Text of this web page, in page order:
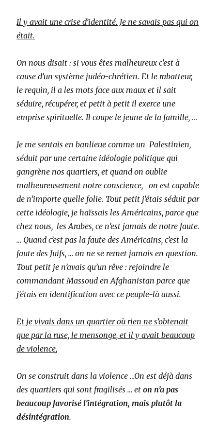
Il y avait une crise d’identité. Je ne savais pas qui on
était.
On nous disait : si vous êtes malheureux c’est à
cause d’un système judéo-chrétien. Et le rabatteur,
le requin, il a les mots face aux maux et il sait
séduire, récupérer, et petit à petit il exerce une
emprise spirituelle. Il coupe le jeune de la famille, …
Je me sentais en banlieue comme un Palestinien,
séduit par une certaine idéologie politique qui
gangrène nos quartiers, et quand on oublie
malheureusement notre conscience, on est capable
de n’importe quelle folie. Tout petit j’étais séduit par
cette idéologie, je haïssais les Américains, parce que
chez nous, les Arabes, ce n’est jamais de notre faute.
… Quand c’est pas la faute des Américains, c’est la
faute des Juifs, … on ne se remet jamais en question.
Tout petit je n’avais qu’un rêve : rejoindre le
commandant Massoud en Afghanistan parce que
j’étais en identification avec ce peuple-là aussi.
Et je vivais dans un quartier où rien ne s’obtenait
que par la ruse, le mensonge, et il y avait beaucoup
de violence,
On se construit dans la violence …On est déjà dans
des quartiers qui sont fragilisés … eton n’a pas
beaucoup favorisé l’intégration, mais plutôt la
désintégration.